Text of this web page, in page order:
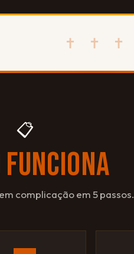
✝ ✝ ✝
📋
FUNCIONA
complicação em 5 passos.